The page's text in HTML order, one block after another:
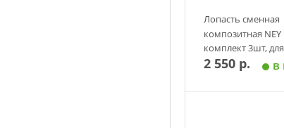
Лопасть сменная
композитная NEY
комплект 3шт,
20 л.с.
2 550 р. в